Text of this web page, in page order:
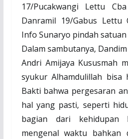
17/Pucakwangi Lettu
Danramil 19/Gabus Lettu
Info Sunaryo pindah satuan
Dalam sambutanya,
Andri Amijaya Kususmah
syukur Alhamdulillah bisa
Bakti bahwa pergesaran
hal yang pasti, seperti
bagian dari
mengenal waktu bahkan